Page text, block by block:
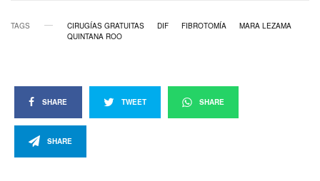
TAGS CIRUGÍAS GRATUITAS DIF FIBROTOMÍA
MARA LEZAMA
QUINTANA ROO
SHARE TWEET SHARE
SHARE